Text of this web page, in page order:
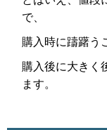
で、
購入時に躊躇う
購入後に大きく
ます。